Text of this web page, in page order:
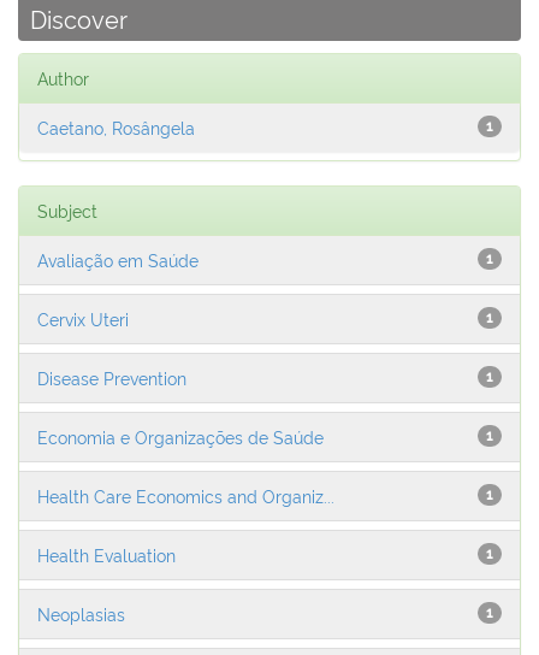
Discover
Author
1
Caetano, Rosângela
Subject
1
Avaliação em Saúde
1
Cervix Uteri
1
Disease Prevention
1
Economia e Organizações de Saúde
1
Health Care Economics and Organiz...
1
Health Evaluation
1
Neoplasias